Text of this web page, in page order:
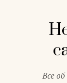
Все